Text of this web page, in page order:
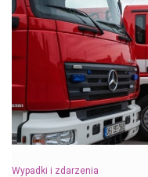
Wypadki i zdarzenia